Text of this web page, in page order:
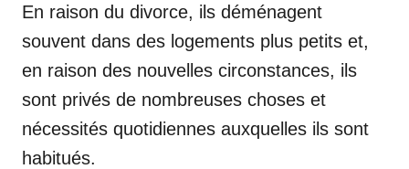
En raison du divorce, ils déménagent
souvent dans des logements plus petits et,
en raison des nouvelles circonstances, ils
sont privés de nombreuses choses et
nécessités quotidiennes auxquelles ils sont
habitués.